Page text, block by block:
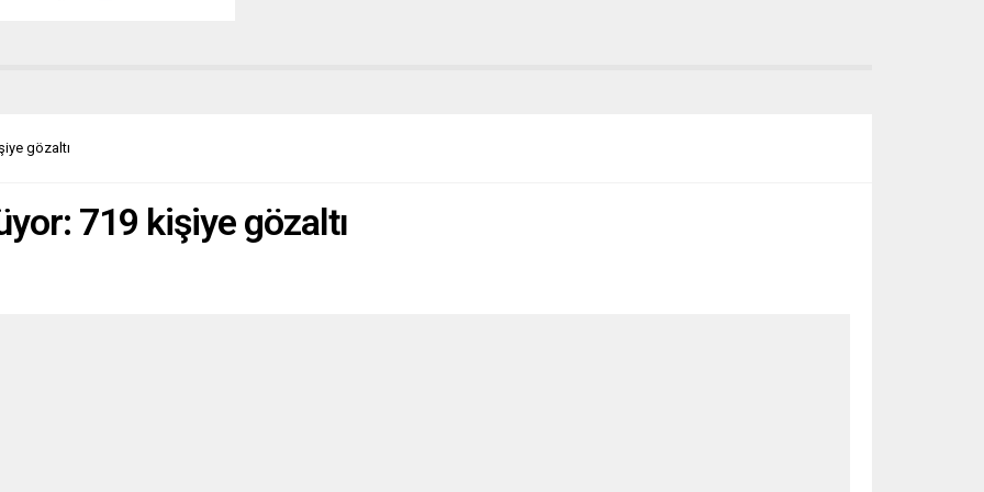
4’üncü sınıflar arası “İki Dilli
Maria Kunigunda
gözaltı
719 kişiye gözaltı